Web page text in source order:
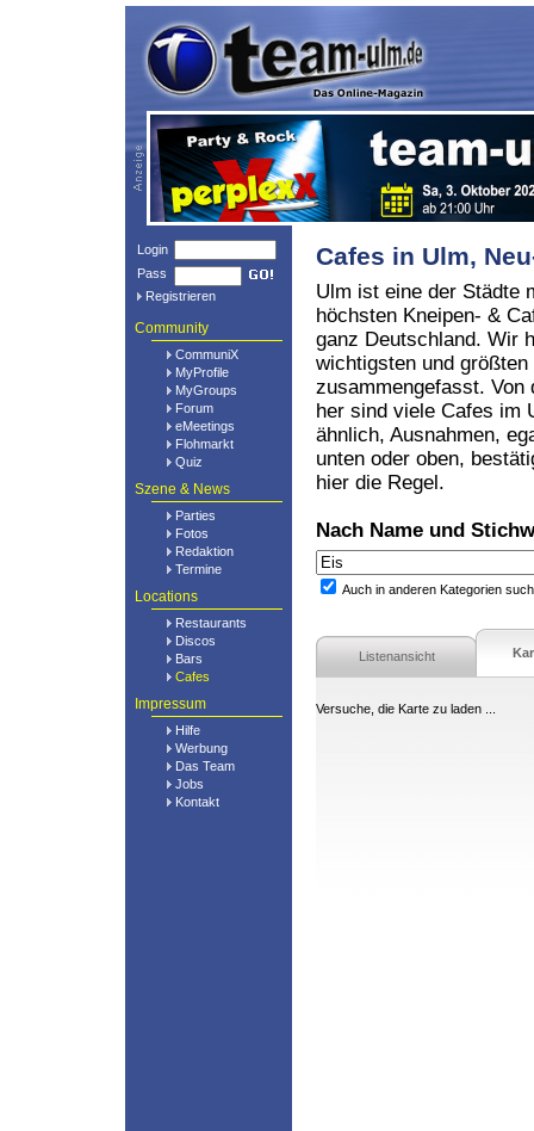
Login
Pass
Registrieren
Community
CommuniX
MyProfile
MyGroups
Forum
eMeetings
Flohmarkt
Quiz
Szene & News
Parties
Fotos
Redaktion
Termine
Locations
Restaurants
Discos
Bars
Cafes
Impressum
Hilfe
Werbung
Das Team
Jobs
Kontakt
Cafes in Ulm,
Ulm ist eine der Städte
höchsten Kneipen- &
ganz Deutschland. Wir
wichtigsten und größten
zusammengefasst. Von
her sind viele Cafes im
ähnlich, Ausnahmen,
unten oder oben,
hier die Regel.
Nach Name und
Auch in anderen Kategorien
Listenansicht
Versuche, die Karte zu laden ...